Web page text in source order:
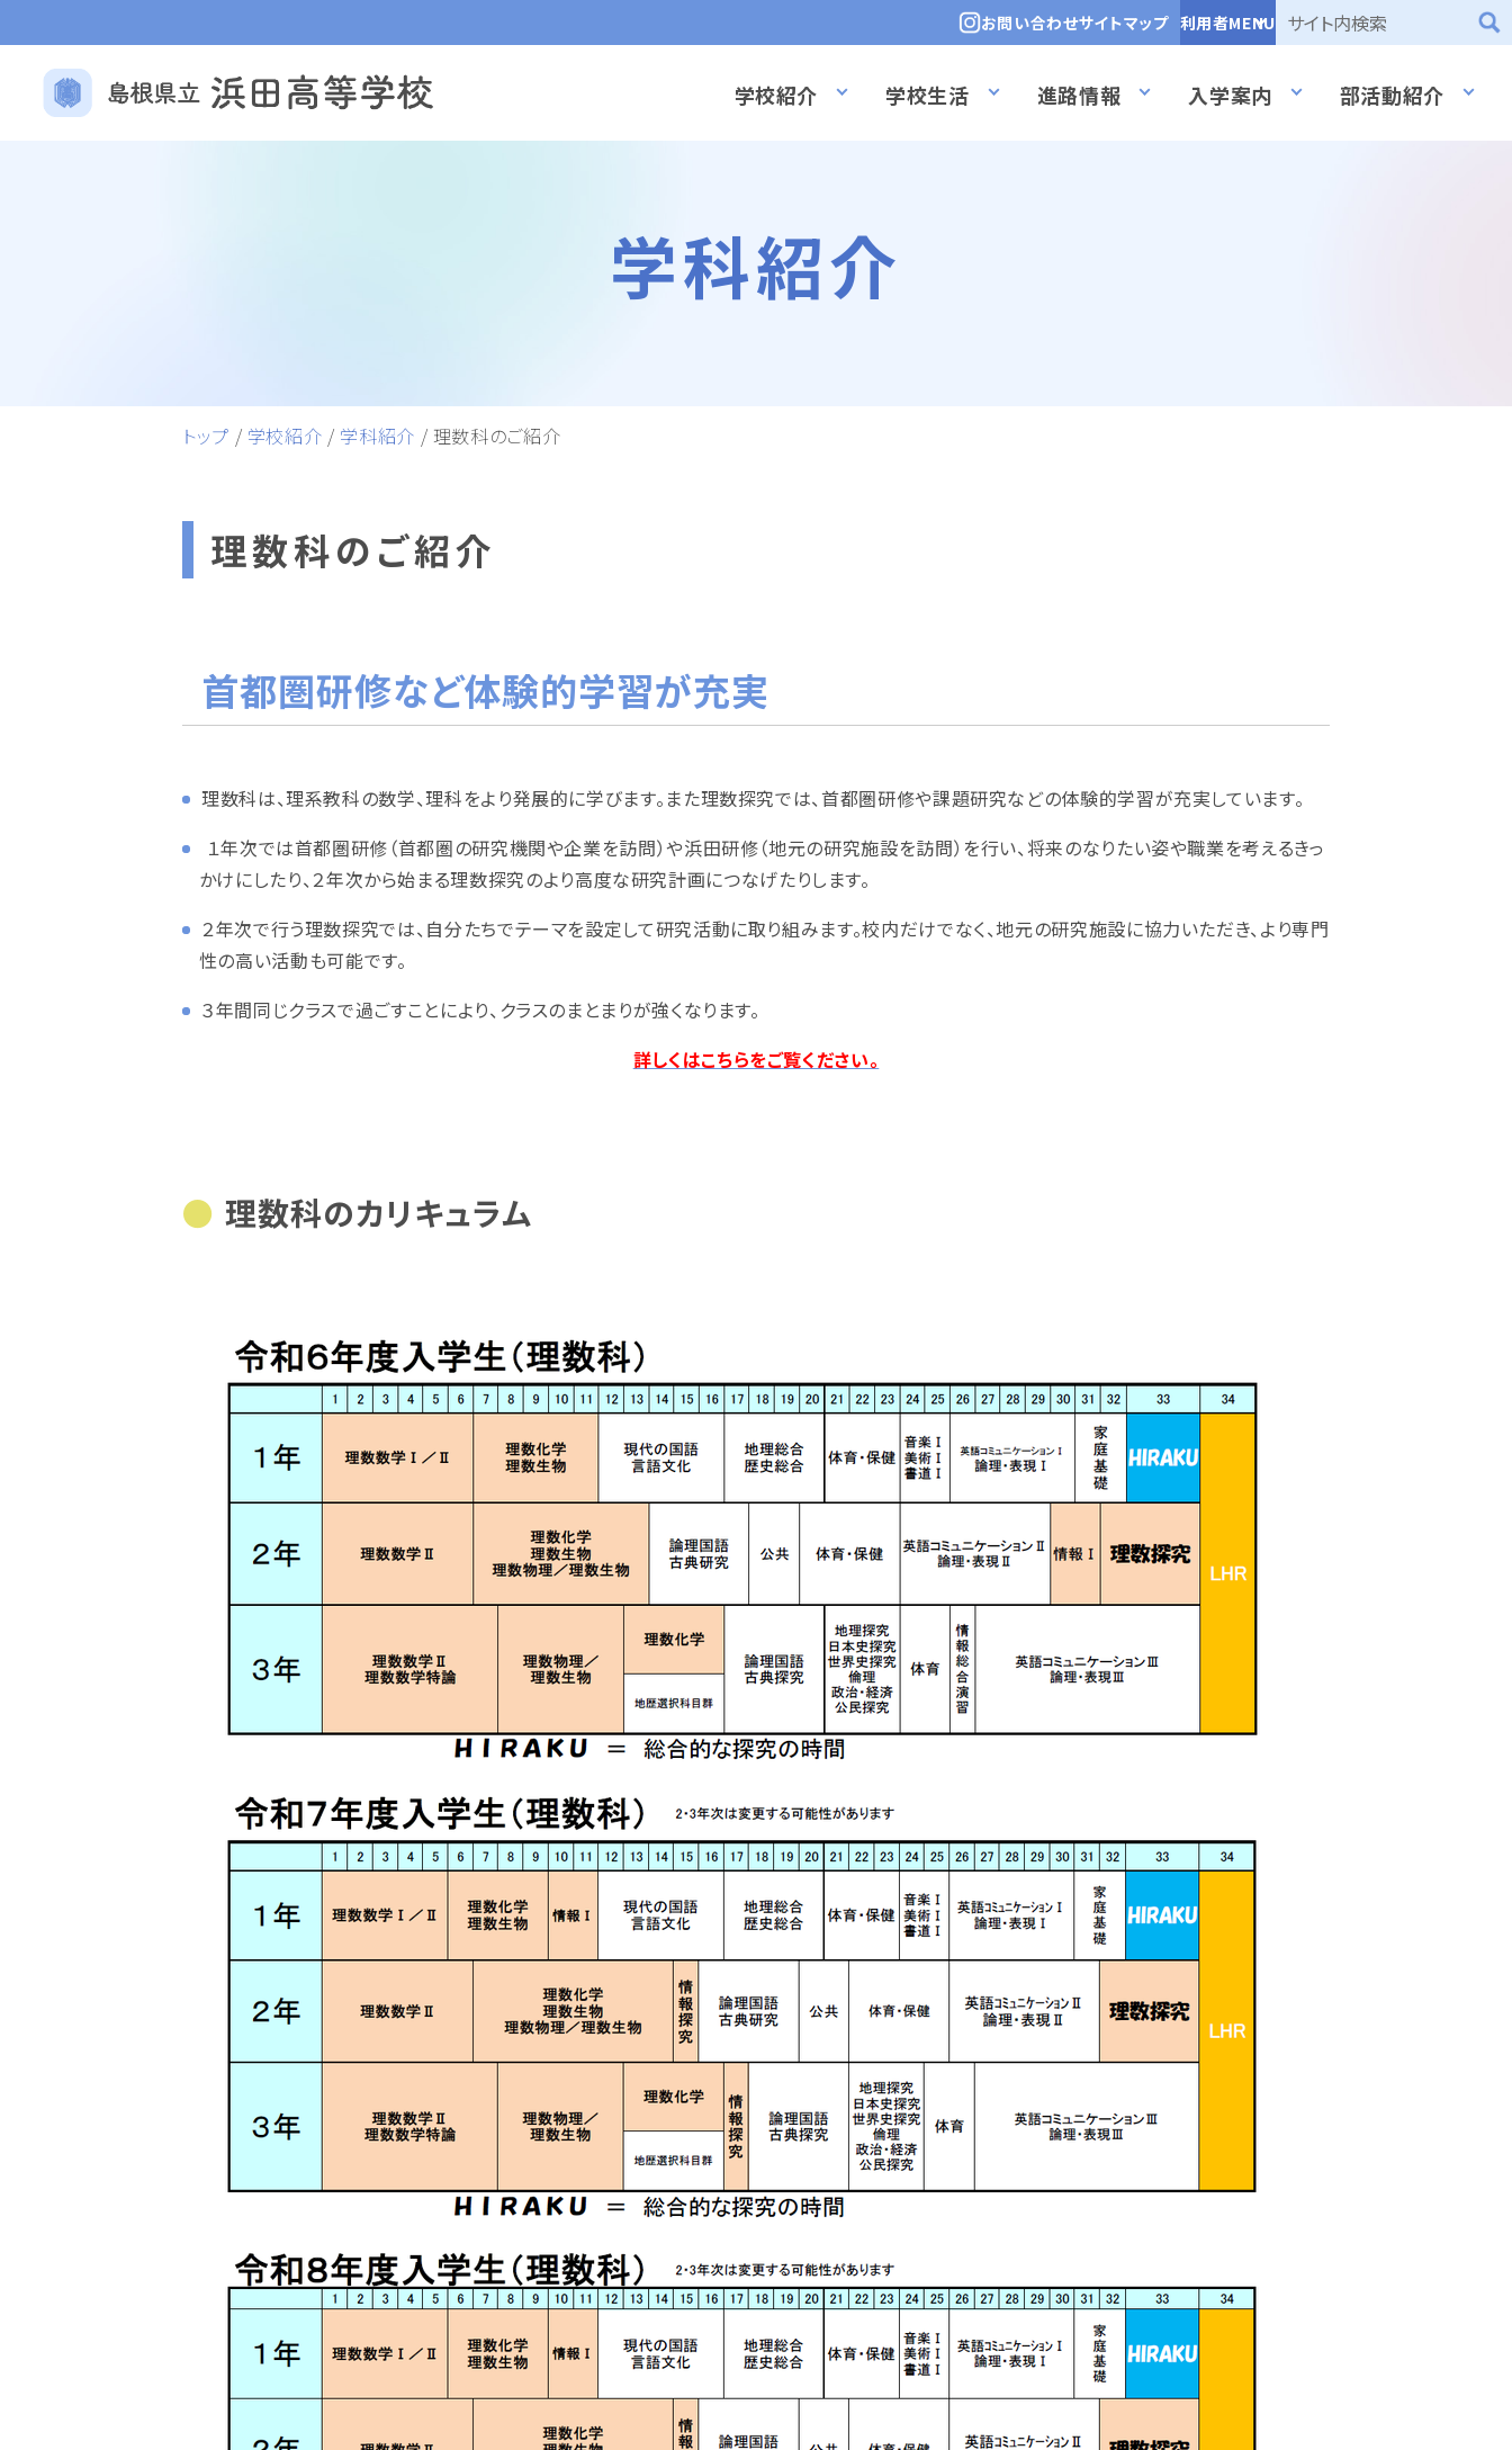
お問い合わせサイトマップ 利用者MENU
学校紹介 学校生活 進路情報 入学案内 部活動紹介
学科紹介
トップ / 学校紹介 / 学科紹介 / 理数科のご紹介
理数科のご紹介
首都圏研修など体験的学習が充実
理数科は、理系教科の数学、理科をより発展的に学びます。また理数探究では、首都圏研修や課題研究などの体験的学習が充実しています。
１年次では首都圏研修（首都圏の研究機関や企業を訪問）や浜田研修（地元の研究施設を訪問）を行い、将来のなりたい姿や職業を考えるきっ
かけにしたり、２年次から始まる理数探究のより高度な研究計画につなげたりします。
２年次で行う理数探究では、自分たちでテーマを設定して研究活動に取り組みます。校内だけでなく、地元の研究施設に協力いただき、より専門
性の高い活動も可能です。
３年間同じクラスで過ごすことにより、クラスのまとまりが強くなります。
詳しくはこちらをご覧ください。
理数科のカリキュラム